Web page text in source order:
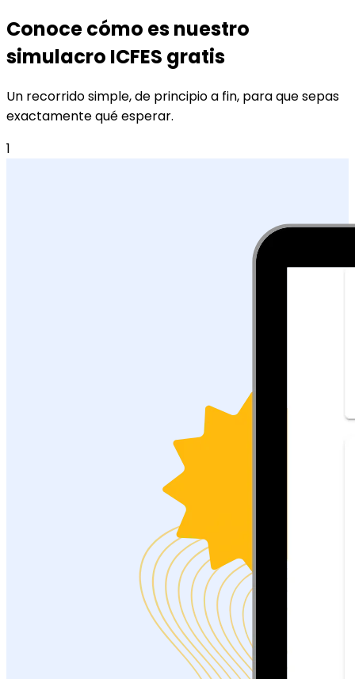
Conoce cómo es nuestro
simulacro ICFES gratis
Un recorrido simple, de principio a fin, para que sepas
exactamente qué esperar.
1